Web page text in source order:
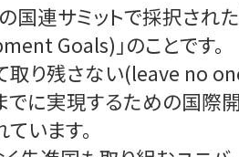
国連サミットで採択され
Goals)」のことです。
取り残さない(leave no
に実現するための国際
います。